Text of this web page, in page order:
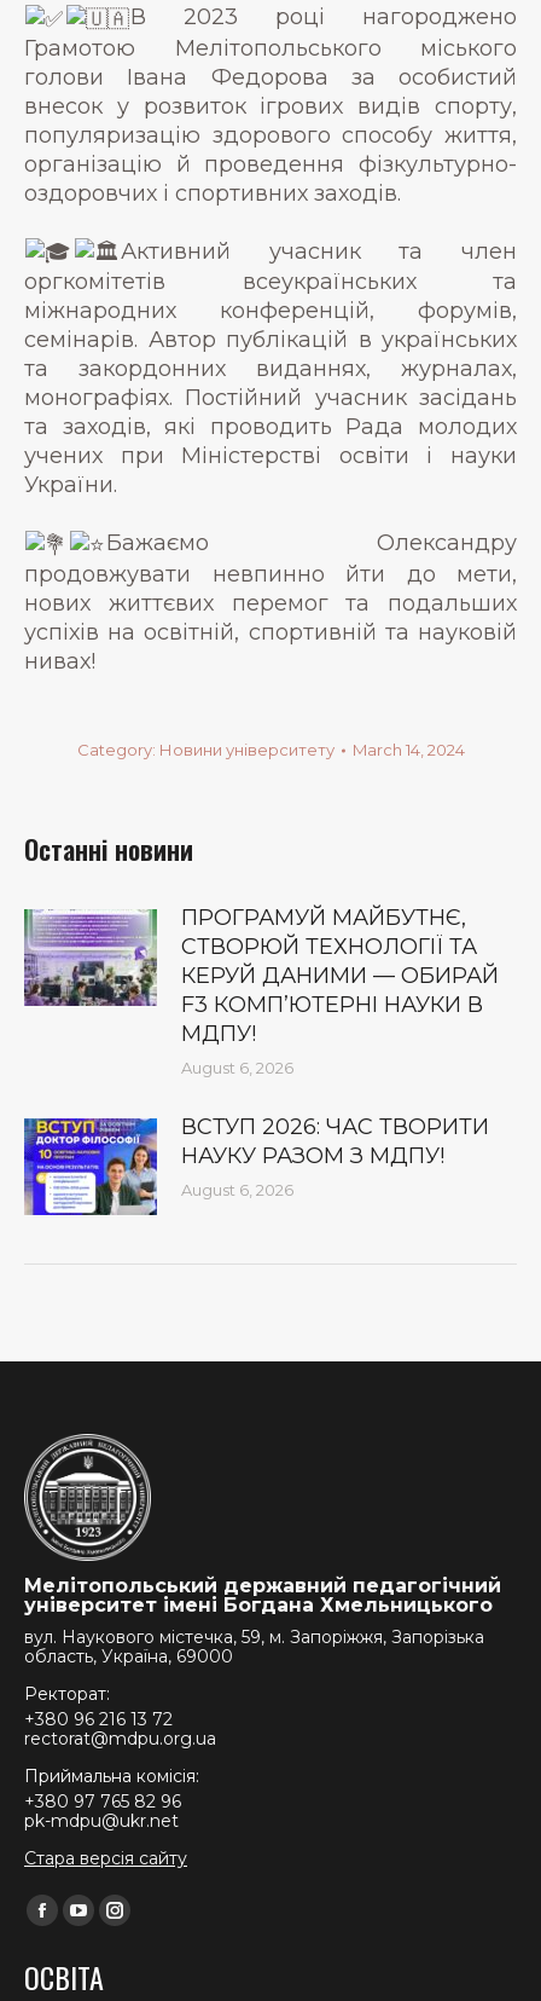
В 2023 році нагороджено
Грамотою Мелітопольського міського
голови Івана Федорова за особистий
внесок у розвиток ігрових видів спорту,
популяризацію здорового способу життя,
організацію й проведення фізкультурно-
оздоровчих і спортивних заходів.
Активний учасник та член
оргкомітетів всеукраїнських та
міжнародних конференцій, форумів,
семінарів. Автор публікацій в українських
та закордонних виданнях, журналах,
монографіях. Постійний учасник засідань
та заходів, які проводить Рада молодих
учених при Міністерстві освіти і науки
України.
Бажаємо Олександру
продовжувати невпинно йти до мети,
нових життєвих перемог та подальших
успіхів на освітній, спортивній та науковій
нивах!
Category: Новини університету March 14, 2024
Останні новини
ПРОГРАМУЙ МАЙБУТНЄ,
СТВОРЮЙ ТЕХНОЛОГІЇ ТА
КЕРУЙ ДАНИМИ — ОБИРАЙ
F3 КОМП’ЮТЕРНІ НАУКИ В
МДПУ!
August 6, 2026
ВСТУП 2026: ЧАС ТВОРИТИ
НАУКУ РАЗОМ З МДПУ!
August 6, 2026
Мелітопольський державний педагогічний
університет імені Богдана Хмельницького
вул. Наукового містечка, 59, м. Запоріжжя, Запорізька
область, Україна, 69000
Ректорат:
+380 96 216 13 72
rectorat@mdpu.org.ua
Приймальна комісія:
+380 97 765 82 96
pk-mdpu@ukr.net
Стара версія сайту
Find us on:
Facebook
opens
YouTube
opens
Instagram
ОСВІТА